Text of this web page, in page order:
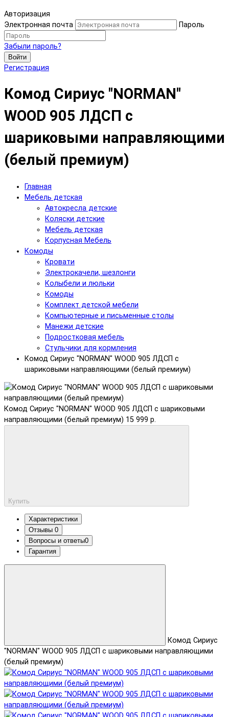
Авторизация
Электронная почта
Пароль
Забыли пароль?
Войти
Регистрация
Комод Сириус "NORMAN"
WOOD 905 ЛДСП с
шариковыми направляющими
(белый премиум)
Главная
Мебель детская
Автокресла детские
Коляски детские
Мебель детская
Корпусная Мебель
Комоды
Кровати
Электрокачели, шезлонги
Колыбели и люльки
Комоды
Комплект детской мебели
Компьютерные и письменные столы
Манежи детские
Подростковая мебель
Стульчики для кормления
Комод Сириус "NORMAN" WOOD 905 ЛДСП с
шариковыми направляющими (белый премиум)
Комод Сириус "NORMAN" WOOD 905 ЛДСП с шариковыми
направляющими (белый премиум) 15 999 р.
Купить
Характеристики
Отзывы 0
Вопросы и ответы0
Гарантия
Комод Сириус
"NORMAN" WOOD 905 ЛДСП с шариковыми направляющими
(белый премиум)